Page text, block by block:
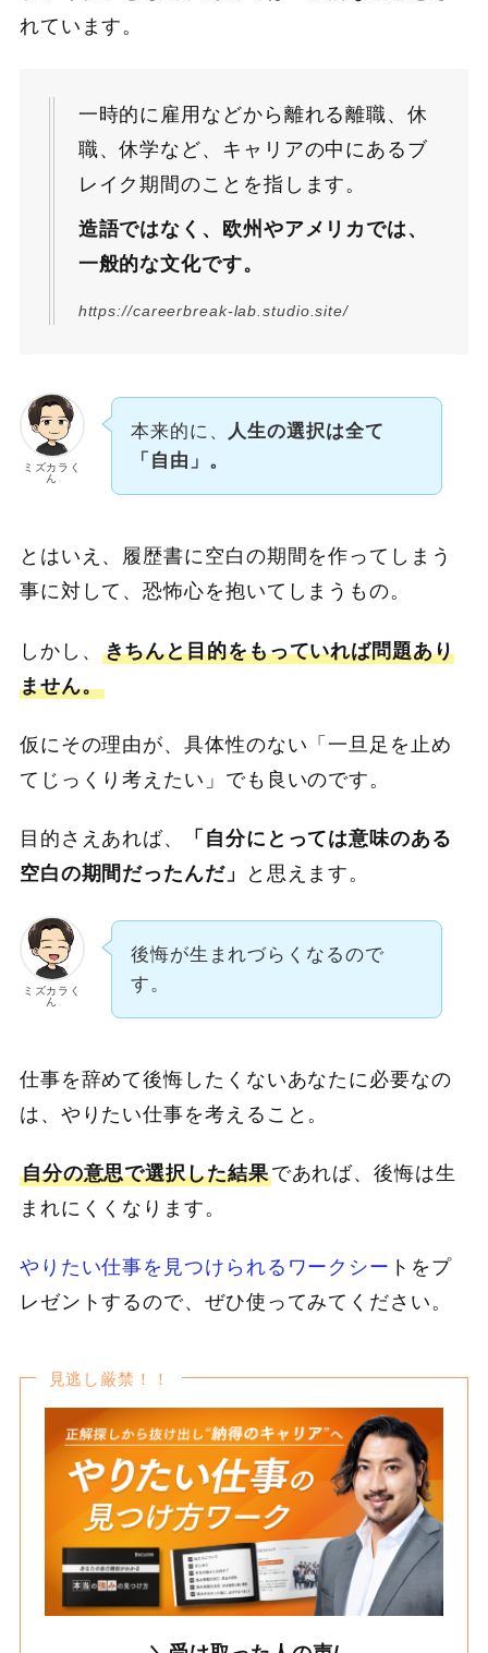
れています。
一時的に雇用などから離れる離職、休
職、休学など、キャリアの中にあるブ
レイク期間のことを指します。
造語ではなく、欧州やアメリカでは、
一般的な文化です。
https://careerbreak-lab.studio.site/
ミズカラく
ん
本来的に、 人生の選択は全て
「自由」。
とはいえ、履歴書に空白の期間を作ってしまう
事に対して、恐怖心を抱いてしまうもの。
しかし、 きちんと目的をもっていれば問題あり
ません。
仮にその理由が、具体性のない「一旦足を止め
てじっくり考えたい」でも良いのです。
目的さえあれば、
「自分にとっては意味のある
空白の期間だったんだ」
と思えます。
ミズカラく
ん
後悔が生まれづらくなるので
す。
仕事を辞めて後悔したくないあなたに必要なの
は、やりたい仕事を考えること。
自分の意思で選択した結果であれば、後悔は生
まれにくくなります。
やりたい仕事を見つけられるワークシー トをプ
レゼントするので、ぜひ使ってみてください。
見逃し厳禁！！